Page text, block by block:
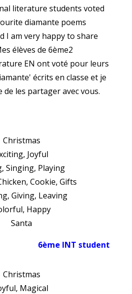
literature students voted
diamante poems
I am very happy to share
élèves de 6ème2
EN ont voté pour leurs
écrits en classe et je
les partager avec vous.
Christmas
Joyful
Singing, Playing
Cookie, Gifts
Giving, Leaving
Happy
Santa
6ème INT student
Christmas
Magical